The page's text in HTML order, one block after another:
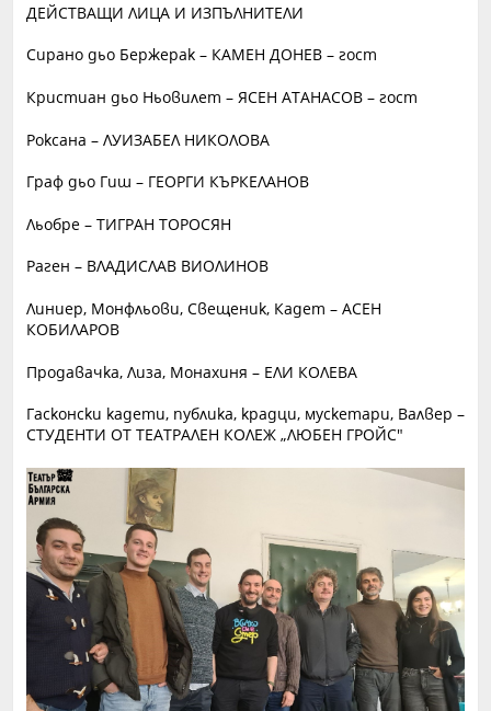
ДЕЙСТВАЩИ ЛИЦА И ИЗПЪЛНИТЕЛИ
Сирано дьо Бержерак – КАМЕН ДОНЕВ – гост
Кристиан дьо Ньовилет – ЯСЕН АТАНАСОВ – гост
Роксана – ЛУИЗАБЕЛ НИКОЛОВА
Граф дьо Гиш – ГЕОРГИ КЪРКЕЛАНОВ
Льобре – ТИГРАН ТОРОСЯН
Раген – ВЛАДИСЛАВ ВИОЛИНОВ
Линиер, Монфльови, Свещеник, Кадет – АСЕН
КОБИЛАРОВ
Продавачка, Лиза, Монахиня – ЕЛИ КОЛЕВА
Гасконски кадети, публика, крадци, мускетари, Валвер –
СТУДЕНТИ ОТ ТЕАТРАЛЕН КОЛЕЖ „ЛЮБЕН ГРОЙС"